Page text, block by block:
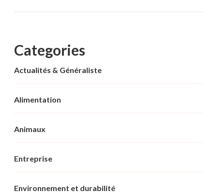
Categories
Actualités & Généraliste
Alimentation
Animaux
Entreprise
Environnement et durabilité